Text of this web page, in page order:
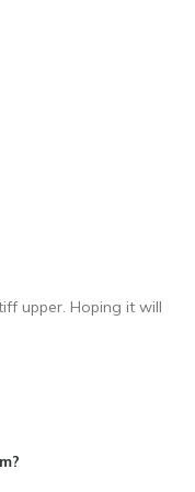
upper. Hoping it will